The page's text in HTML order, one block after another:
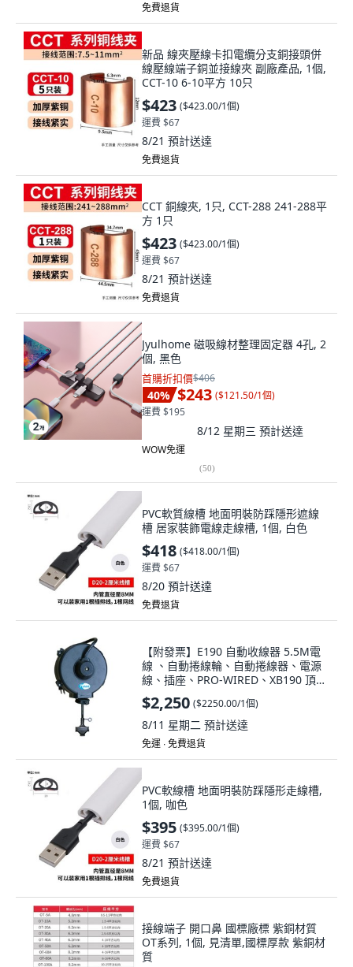
免費退貨
新品 線夾壓線卡扣電纜分支銅接頭併
線壓線端子銅並接線夾 副廠產品, 1個,
CCT-10 6-10平方 10只
$423 ($423.00/1個)
運費 $67
8/21 預計送達
免費退貨
CCT 銅線夾, 1只, CCT-288 241-288平
方 1只
$423 ($423.00/1個)
運費 $67
8/21 預計送達
免費退貨
Jyulhome 磁吸線材整理固定器 4孔, 2
個, 黑色
首購折扣價$406
40% $243 ($121.50/1個)
運費 $195
8/12 星期三 預計送達
WOW免運
(50)
PVC軟質線槽 地面明裝防踩隱形遮線
槽 居家裝飾電線走線槽, 1個, 白色
$418 ($418.00/1個)
運費 $67
8/20 預計送達
免費退貨
【附發票】E190 自動收線器 5.5M電
線 、自動捲線輪、自動捲線器、電源
線、插座、PRO-WIRED、XB190 頂吊
款, 1個, 黑色
$2,250 ($2250.00/1個)
8/11 星期二 預計送達
免運 ∙ 免費退貨
PVC軟線槽 地面明裝防踩隱形走線槽,
1個, 咖色
$395 ($395.00/1個)
運費 $67
8/21 預計送達
免費退貨
接線端子 開口鼻 國標廠標 紫銅材質
OT系列, 1個, 見清單,國標厚款 紫銅材
質